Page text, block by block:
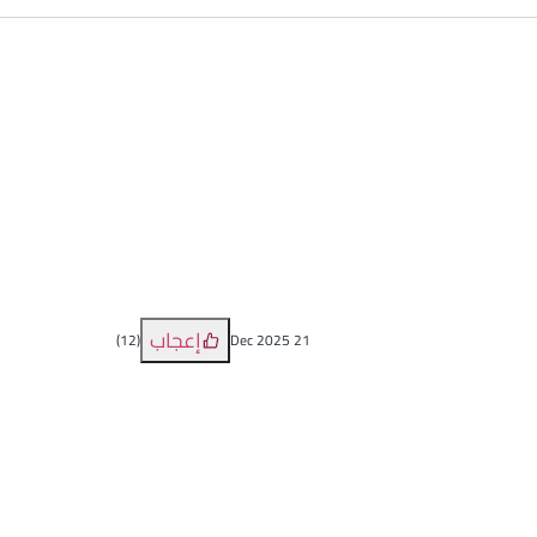
21 Dec 2025 إعجاب (
12
)